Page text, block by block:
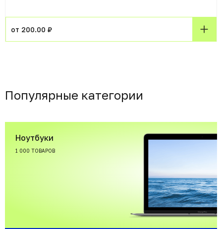
от 200.00 ₽
Популярные категории
Ноутбуки
1 000 ТОВАРОВ